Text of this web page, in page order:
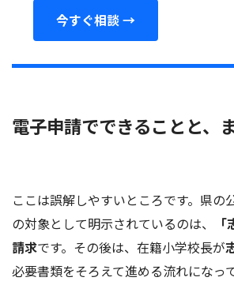
今すぐ相談 →
電子申請でできることと、
ここは誤解しやすいところです。県の
の対象として明示されているのは、
請求です。その後は、在籍小学校長が
必要書類をそろえて進める流れになっ